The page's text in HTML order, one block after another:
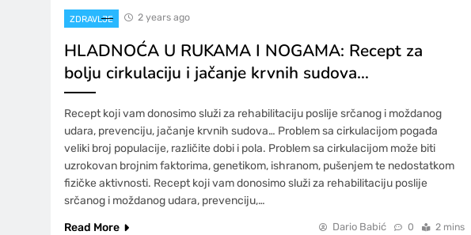
ZDRAVLJE 2 years ago
HLADNOĆA U RUKAMA I NOGAMA: Recept za
bolju cirkulaciju i jačanje krvnih sudova…
Recept koji vam donosimo služi za rehabilitaciju poslije srčanog i moždanog
udara, prevenciju, jačanje krvnih sudova… Problem sa cirkulacijom pogađa
veliki broj populacije, različite dobi i pola. Problem sa cirkulacijom može biti
uzrokovan brojnim faktorima, genetikom, ishranom, pušenjem te nedostatkom
fizičke aktivnosti. Recept koji vam donosimo služi za rehabilitaciju poslije
srčanog i moždanog udara, prevenciju,…
Read More
Dario Babić 0 2 mins